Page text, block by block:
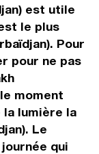
est utile
le plus
Pour
pour ne pas
moment
lumière la
Le
qui